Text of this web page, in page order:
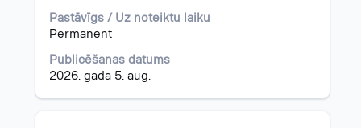
Pastāvīgs / Uz noteiktu laiku
Permanent
Publicēšanas datums
2026. gada 5. aug.
skatītu
visu
par
darba
piedāvājumu.